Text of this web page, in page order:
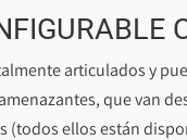
articulados y
que van
(todos ellos están